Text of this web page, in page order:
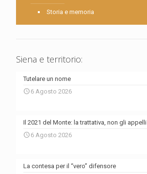
Storia e memoria
Siena e territorio:
Tutelare un nome
6 Agosto 2026
Il 2021 del Monte: la trattativa, non gli appelli
6 Agosto 2026
La contesa per il “vero” difensore